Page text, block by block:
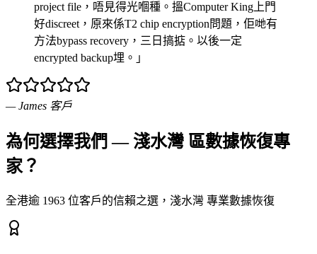
project file，唔見得光嗰種。搵Computer King上門
好discreet，原來係T2 chip encryption問題，佢哋有
方法bypass recovery，三日搞掂。以後一定
encrypted backup埋。」
—James 客戶
為何選擇我們 — 淺水灣 區數據恢復專
家？
全港逾 1963 位客戶的信賴之選，淺水灣 專業數據恢復